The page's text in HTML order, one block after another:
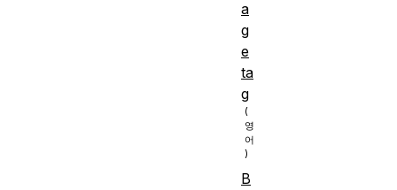
a
g
e
ta
g
B